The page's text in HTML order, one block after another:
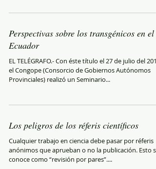
Perspectivas sobre los transgénicos en el
Ecuador
EL TELÉGRAFO.- Con éste título el 27 de julio del
el Congope (Consorcio de Gobiernos Autónomos
Provinciales) realizó un Seminario...
Los peligros de los réferis científicos
Cualquier trabajo en ciencia debe pasar por réferis
anónimos que aprueban o no la publicación. Esto se
conoce como “revisión por pares”....